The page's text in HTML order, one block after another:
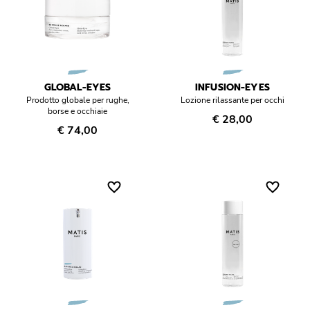
Edizione Limitata
GLOBAL-EYES
Prodotto globale per rughe,
borse e occhiaie
€ 74,00
INFUSION-EYES
Lozione rilassante per occhi
€ 28,00